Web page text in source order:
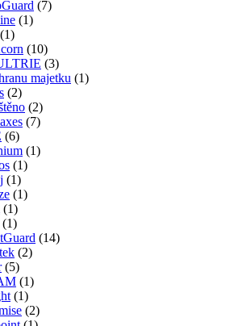
(7)
(1)
(1)
(10)
(3)
majetku (1)
(2)
(2)
(7)
(6)
(1)
(1)
(1)
(1)
(1)
(1)
(14)
(2)
(5)
(1)
(1)
(2)